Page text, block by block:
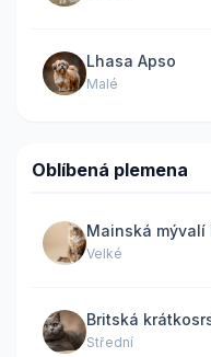
Lhasa Apso
Malé
Oblíbená plemena
Mainská mývalí
Velké
Britská
Střední